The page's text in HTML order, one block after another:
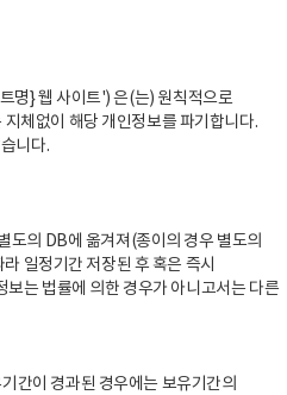
명} 웹 사이트') 은(는) 원칙적으로
체없이 해당 개인정보를 파기합니다.
니다.
도의 DB에 옮겨져(종이의 경우 별도의
일정기간 저장된 후 혹은 즉시
는 법률에 의한 경우가 아니고서는 다른
간이 경과된 경우에는 보유기간의